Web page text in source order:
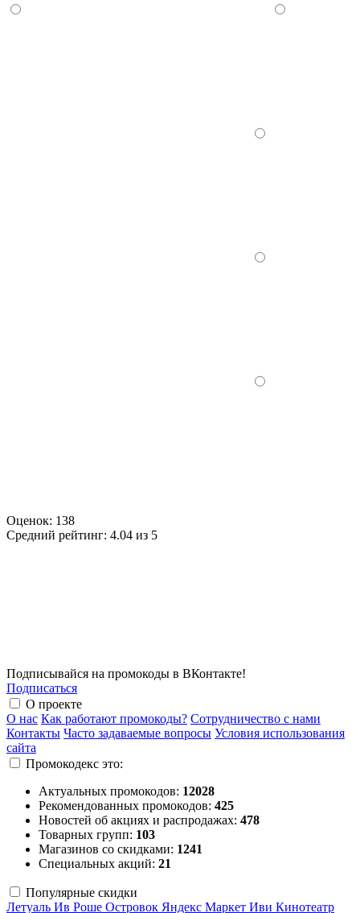
Оценок: 138
Средний рейтинг: 4.04 из 5
Подписывайся на промокоды в ВКонтакте!
Подписаться
О проекте
О нас Как работают промокоды? Сотрудничество с нами
Контакты Часто задаваемые вопросы Условия использования
сайта
Промокодекс это:
Актуальных промокодов: 12028
Рекомендованных промокодов: 425
Новостей об акциях и распродажах: 478
Товарных групп: 103
Магазинов со скидками: 1241
Специальных акций: 21
Популярные скидки
Летуаль Ив Роше Островок Яндекс Маркет Иви Кинотеатр